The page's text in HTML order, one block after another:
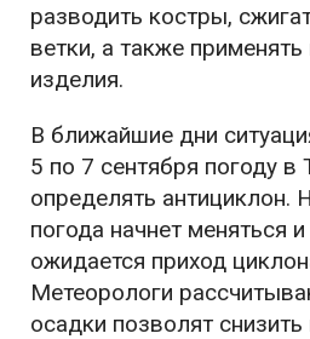
разводить костры,
ветки, а также применять
изделия.
В ближайшие дни
5 по 7 сентября погоду в
определять антициклон.
погода начнет меняться
ожидается приход
Метеорологи
осадки позволят снизить